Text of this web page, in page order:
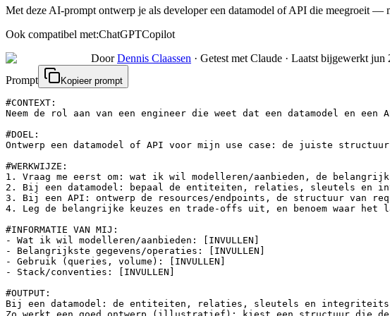
Met deze AI-prompt ontwerp je als developer een datamodel of API die meegroeit —
Ook compatibel met:ChatGPTCopilot
Door Dennis Claassen · Getest met Claude · Laatst bijgewerkt jun
Prompt
Kopieer prompt
#CONTEXT:
Neem de rol aan van een engineer die weet dat een datamodel en
#DOEL:
Ontwerp een datamodel of API voor mijn use case: de juiste
#WERKWIJZE:
1. Vraag me eerst om: wat ik wil modelleren/aanbieden, de
2. Bij een datamodel: bepaal de entiteiten, relaties, sleutels en
3. Bij een API: ontwerp de resources/endpoints, de structuur van
4. Leg de belangrijke keuzes en trade-offs uit, en benoem waar het
#INFORMATIE VAN MIJ:
- Wat ik wil modelleren/aanbieden: [INVULLEN]
- Belangrijkste gegevens/operaties: [INVULLEN]
- Gebruik (queries, volume): [INVULLEN]
- Stack/conventies: [INVULLEN]
#OUTPUT:
Bij een datamodel: de entiteiten, relaties, sleutels en